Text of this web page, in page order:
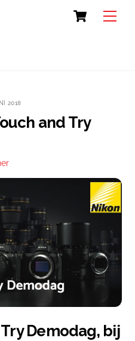
Cart
2018
and Try
Demodag, bij